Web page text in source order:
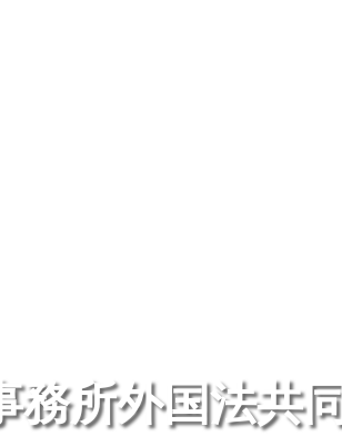
務所外国法共